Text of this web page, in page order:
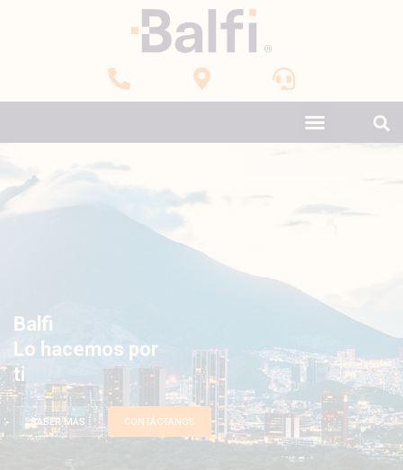
Brindamos
Asesoría Integral